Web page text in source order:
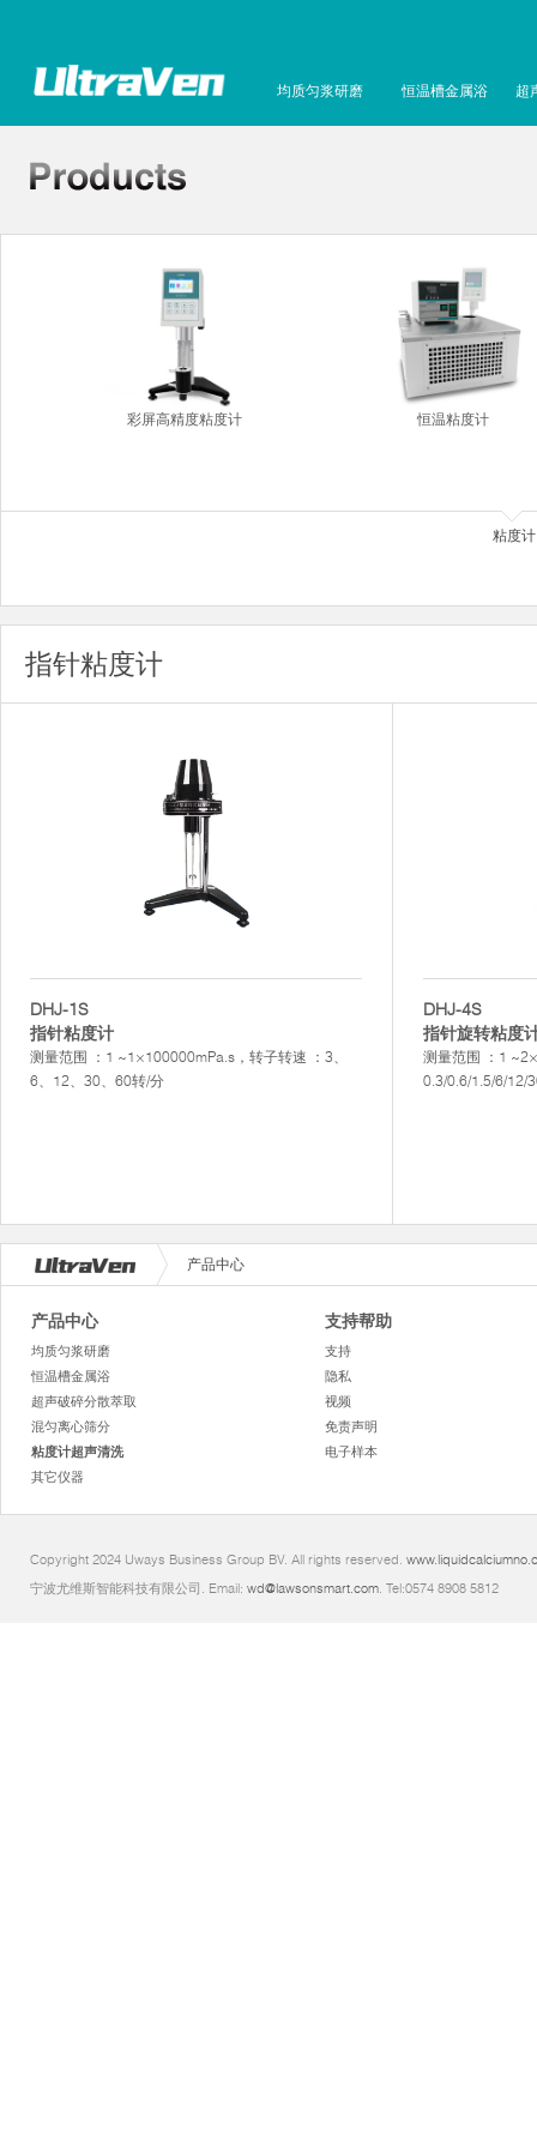
均质匀浆研磨 恒温槽金属浴 超
彩屏高精度粘度计 恒温粘度计
粘度计
指针粘度计
DHJ-1S
指针粘度计
测量范围 ：1 ~1×100000mPa.s，转子转速 ：3、
6、12、30、60转/分
DHJ-4S
指针旋转粘度
测量范围 ：1
0.3/0.6/1.5/6/12/
产品中心
产品中心
均质匀浆研磨
恒温槽金属浴
超声破碎分散萃取
混匀离心筛分
粘度计超声清洗
其它仪器
支持帮助
支持
隐私
视频
免责声明
电子样本
Copyright 2024 Uways Business Group BV. All rights reserved.
宁波尤维斯智能科技有限公司. Email: wd@lawsonsmart.com. Tel:0574 8908 5812